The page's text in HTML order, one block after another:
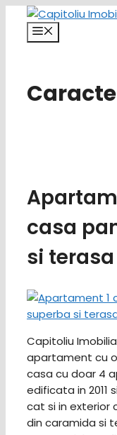
conținut
casa
si
Capitoliu
apartament cu
casa cu doar 4
edificata in 2011
cat si in exterior
din caramida si